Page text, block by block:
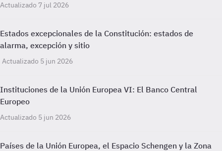
Actualizado 7 jul 2026
Estados excepcionales de la Constitución: estados de
alarma, excepción y sitio
Actualizado 5 jun 2026
Instituciones de la Unión Europea VI: El Banco Central
Europeo
Actualizado 5 jun 2026
Países de la Unión Europea, el Espacio Schengen y la Zona